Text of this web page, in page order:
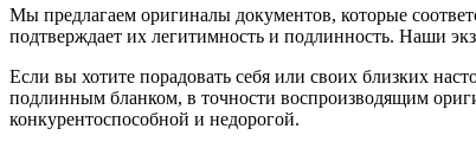
Мы предлагаем оригиналы документов, которые
подтверждает их легитимность и подлинность. Наши
Если вы хотите порадовать себя или своих близких
подлинным бланком, в точности воспроизводящим
конкурентоспособной и недорогой.